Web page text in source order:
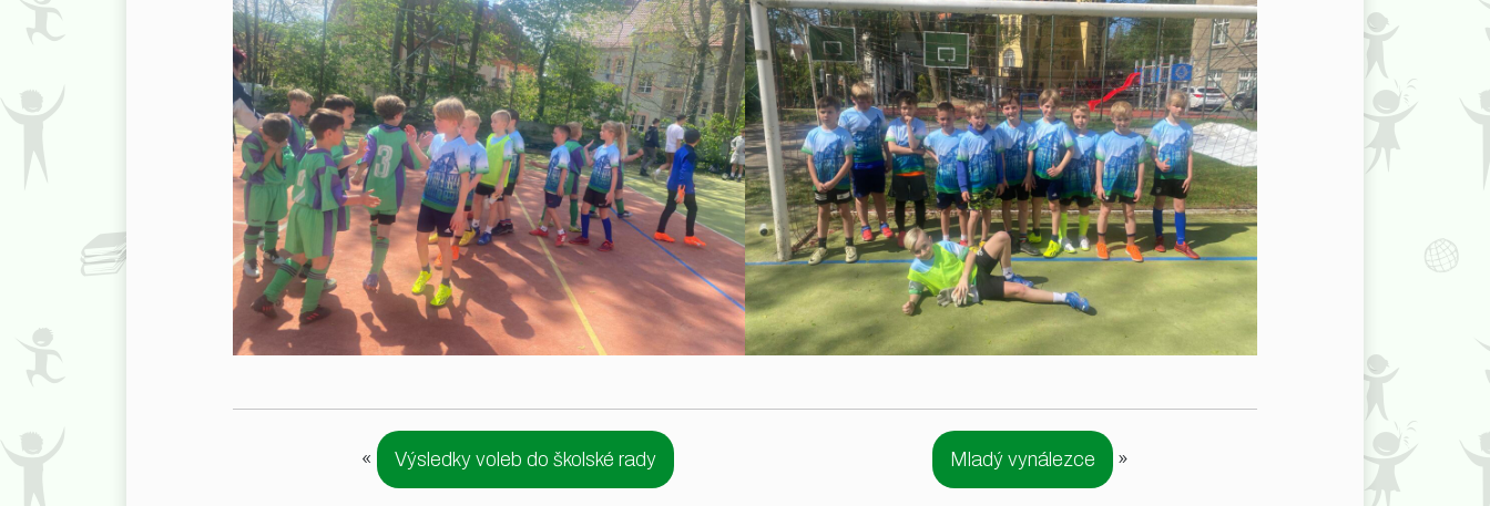
« Výsledky voleb do školské rady Mladý vynálezce »